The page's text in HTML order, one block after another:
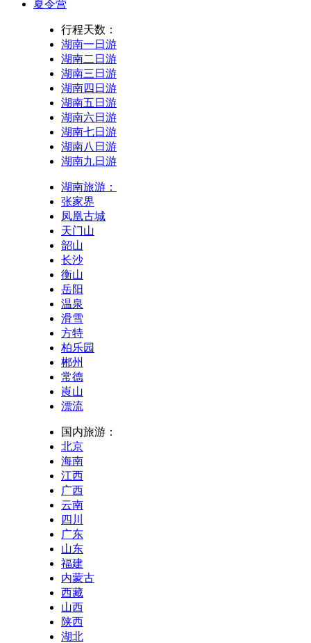
夏令营
行程天数：
湖南一日游
湖南二日游
湖南三日游
湖南四日游
湖南五日游
湖南六日游
湖南七日游
湖南八日游
湖南九日游
湖南旅游：
张家界
凤凰古城
天门山
韶山
长沙
衡山
岳阳
温泉
滑雪
方特
柏乐园
郴州
常德
崀山
漂流
国内旅游：
北京
海南
江西
广西
云南
四川
广东
山东
福建
内蒙古
西藏
山西
陕西
湖北